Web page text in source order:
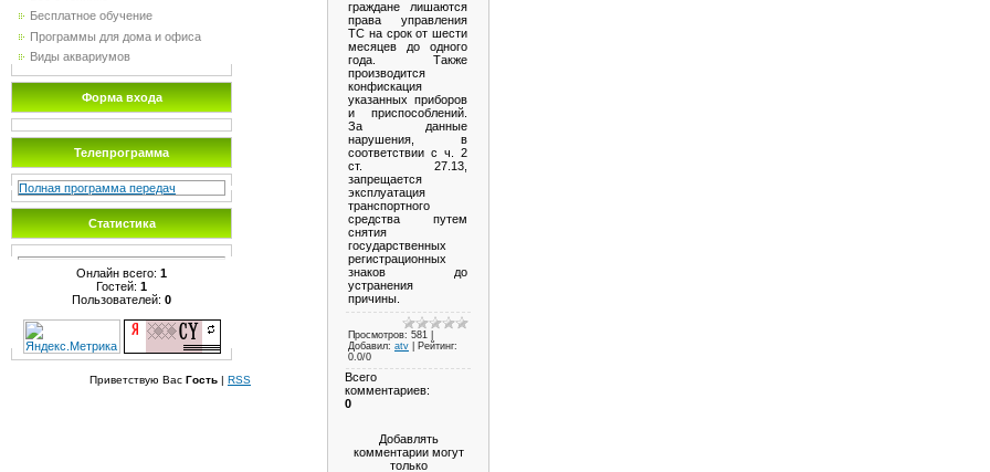
Бесплатное обучение
Программы для дома и офиса
Виды аквариумов
Форма входа
Телепрограмма
Полная программа передач
Статистика
Онлайн всего: 1
Гостей: 1
Пользователей: 0
Приветствую Вас Гость | RSS
граждане лишаются
права управления
ТС на срок от шести
месяцев до одного
года. Также
производится
конфискация
указанных приборов
и приспособлений.
За данные
нарушения, в
соответствии с ч. 2
ст. 27.13,
запрещается
эксплуатация
транспортного
средства путем
снятия
государственных
регистрационных
знаков до
устранения
причины.
Просмотров: 581 |
Добавил: atv Рейтинг:
0.0/0
Всего
комментариев:
0
Добавлять
комментарии могут
только